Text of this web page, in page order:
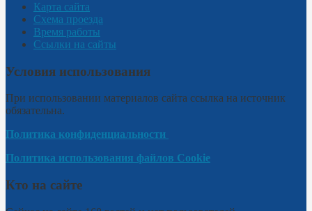
Карта сайта
Схема проезда
Время работы
Ссылки на сайты
Условия использования
При использовании материалов сайта ссылка на источник
обязательна.
Политика конфиденциальности
Политика использования файлов Cookie
Кто на сайте